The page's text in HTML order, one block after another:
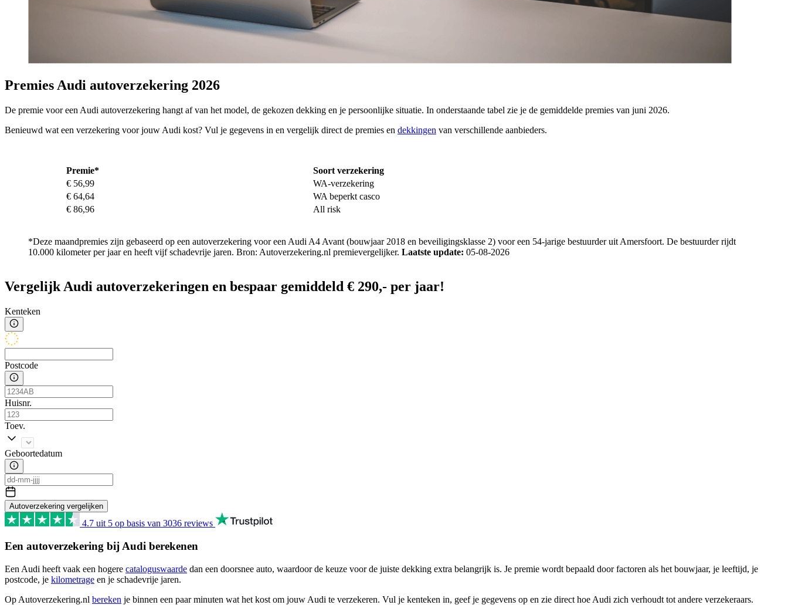
Premies Audi autoverzekering 2026
De premie voor een Audi autoverzekering hangt af van het model, de gekozen dekking en je persoonlijke situatie. In onderstaande tabel zie je de gemiddelde premies van juni 2026.
Benieuwd wat een verzekering voor jouw Audi kost? Vul je gegevens in en vergelijk direct de premies en dekkingen van verschillende aanbieders.
Premie*
Soort verzekering
€ 56,99
WA-verzekering
€ 64,64
WA beperkt casco
€ 86,96
All risk
*Deze maandpremies zijn gebaseerd op een autoverzekering voor een Audi A4 Avant (bouwjaar 2018 en beveiligingsklasse 2) voor een 54-jarige bestuurder uit Amersfoort. De bestuurder rijdt
10.000 kilometer per jaar en heeft vijf schadevrije jaren. Bron: Autoverzekering.nl premievergelijker. Laatste update: 05-08-2026
Vergelijk Audi autoverzekeringen en bespaar gemiddeld € 290,- per jaar!
Kenteken
Postcode
Huisnr.
Toev.
Geboortedatum
Autoverzekering vergelijken
4.7 uit 5 op basis van 3036 reviews
Een autoverzekering bij Audi berekenen
Een Audi heeft vaak een hogere cataloguswaarde dan een doorsnee auto, waardoor de keuze voor de juiste dekking extra belangrijk is. Je premie wordt bepaald door factoren als het bouwjaar, je leeftijd, je
postcode, je kilometrage en je schadevrije jaren.
Op Autoverzekering.nl bereken je binnen een paar minuten wat het kost om jouw Audi te verzekeren. Vul je kenteken in, geef je gegevens op en zie direct hoe Audi zich verhoudt tot andere verzekeraars.